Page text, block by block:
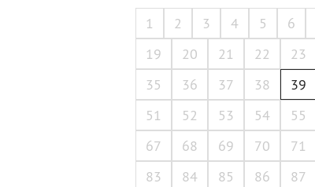
1 2 3 4 5 6
19
20 21 22 23
35
36 37 38 39
51
52 53 54 55
67
68 69 70 71
83
84 85 86 87